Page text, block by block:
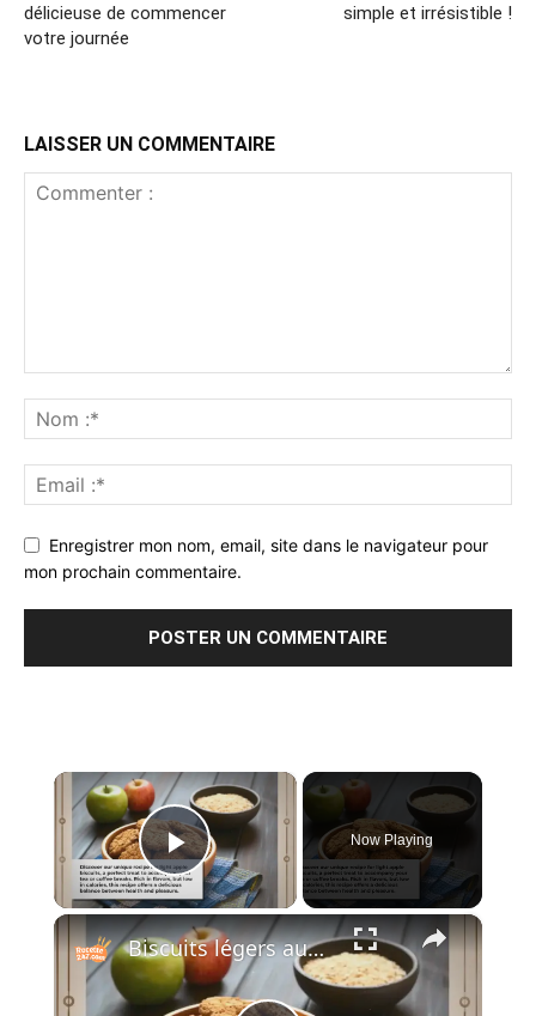
délicieuse de commencer
votre journée
simple et irrésistible !
LAISSER UN COMMENTAIRE
Enregistrer mon nom, email, site dans le navigateur pour
mon prochain commentaire.
×
Play Video
Now Playing
×
Biscuits légers aux pommes : Une douceur légère et irrésistible